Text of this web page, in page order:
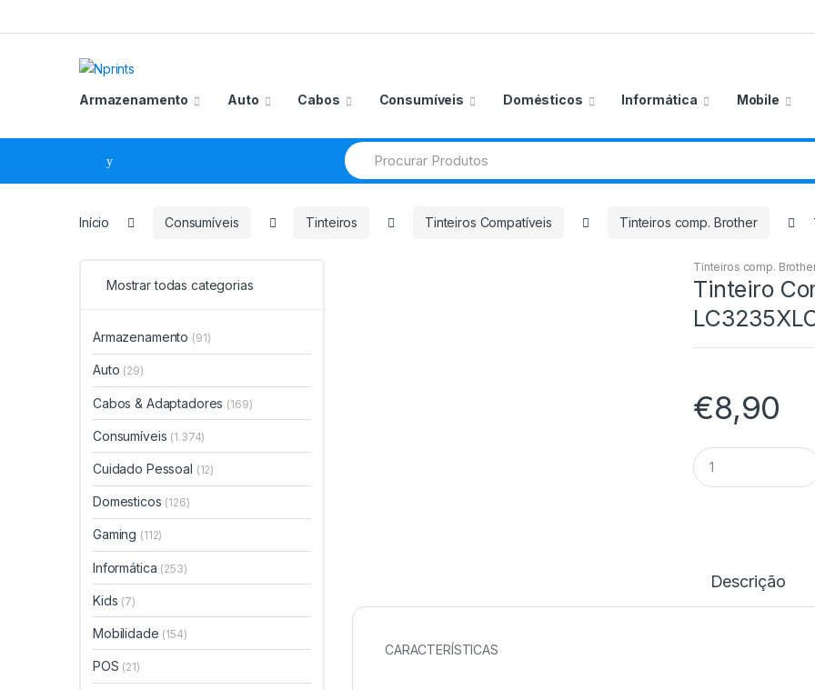
para
para
Armazenamento Auto Cabos Consumíveis Domésticos Informática Mobile
Procurar
por:
Início Consumíveis Tinteiros Tinteiros Compatíveis Tinteiros comp. Brother
Tinteiros comp.
Tinteiro
€8,90
Tinteiro
Comp.
Brother
Descrição
CARACTERÍSTICAS
Mostrar todas categorias
Armazenamento (91)
Auto (29)
Cabos & Adaptadores (169)
Consumíveis (1.374)
Cuidado Pessoal (12)
Domesticos (126)
Gaming (112)
Informática (253)
Kids (7)
Mobilidade (154)
POS (21)